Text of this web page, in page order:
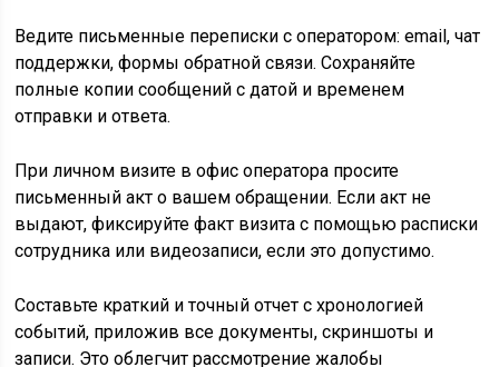
Ведите письменные переписки с оператором: email, чат
поддержки, формы обратной связи. Сохраняйте
полные копии сообщений с датой и временем
отправки и ответа.
При личном визите в офис оператора просите
письменный акт о вашем обращении. Если акт не
выдают, фиксируйте факт визита с помощью расписки
сотрудника или видеозаписи, если это допустимо.
Составьте краткий и точный отчет с хронологией
событий, приложив все документы, скриншоты и
записи. Это облегчит рассмотрение жалобы